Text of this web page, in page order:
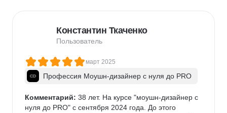
Константин Ткаченко
Пользователь
март 2025
Профессия Моушн-дизайнер c нуля до PRO
Комментарий: 38 лет. На курсе "моушн-дизайнер с
нуля до PRO" с сентября 2024 года. До этого